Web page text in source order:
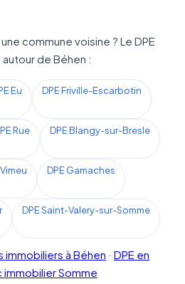
commune voisine ? Le DPE
de Béhen :
Eu DPE Friville-Escarbotin
Rue DPE Blangy-sur-Bresle
DPE Gamaches
DPE Saint-Valery-sur-Somme
immobiliers à Béhen · DPE en
immobilier Somme